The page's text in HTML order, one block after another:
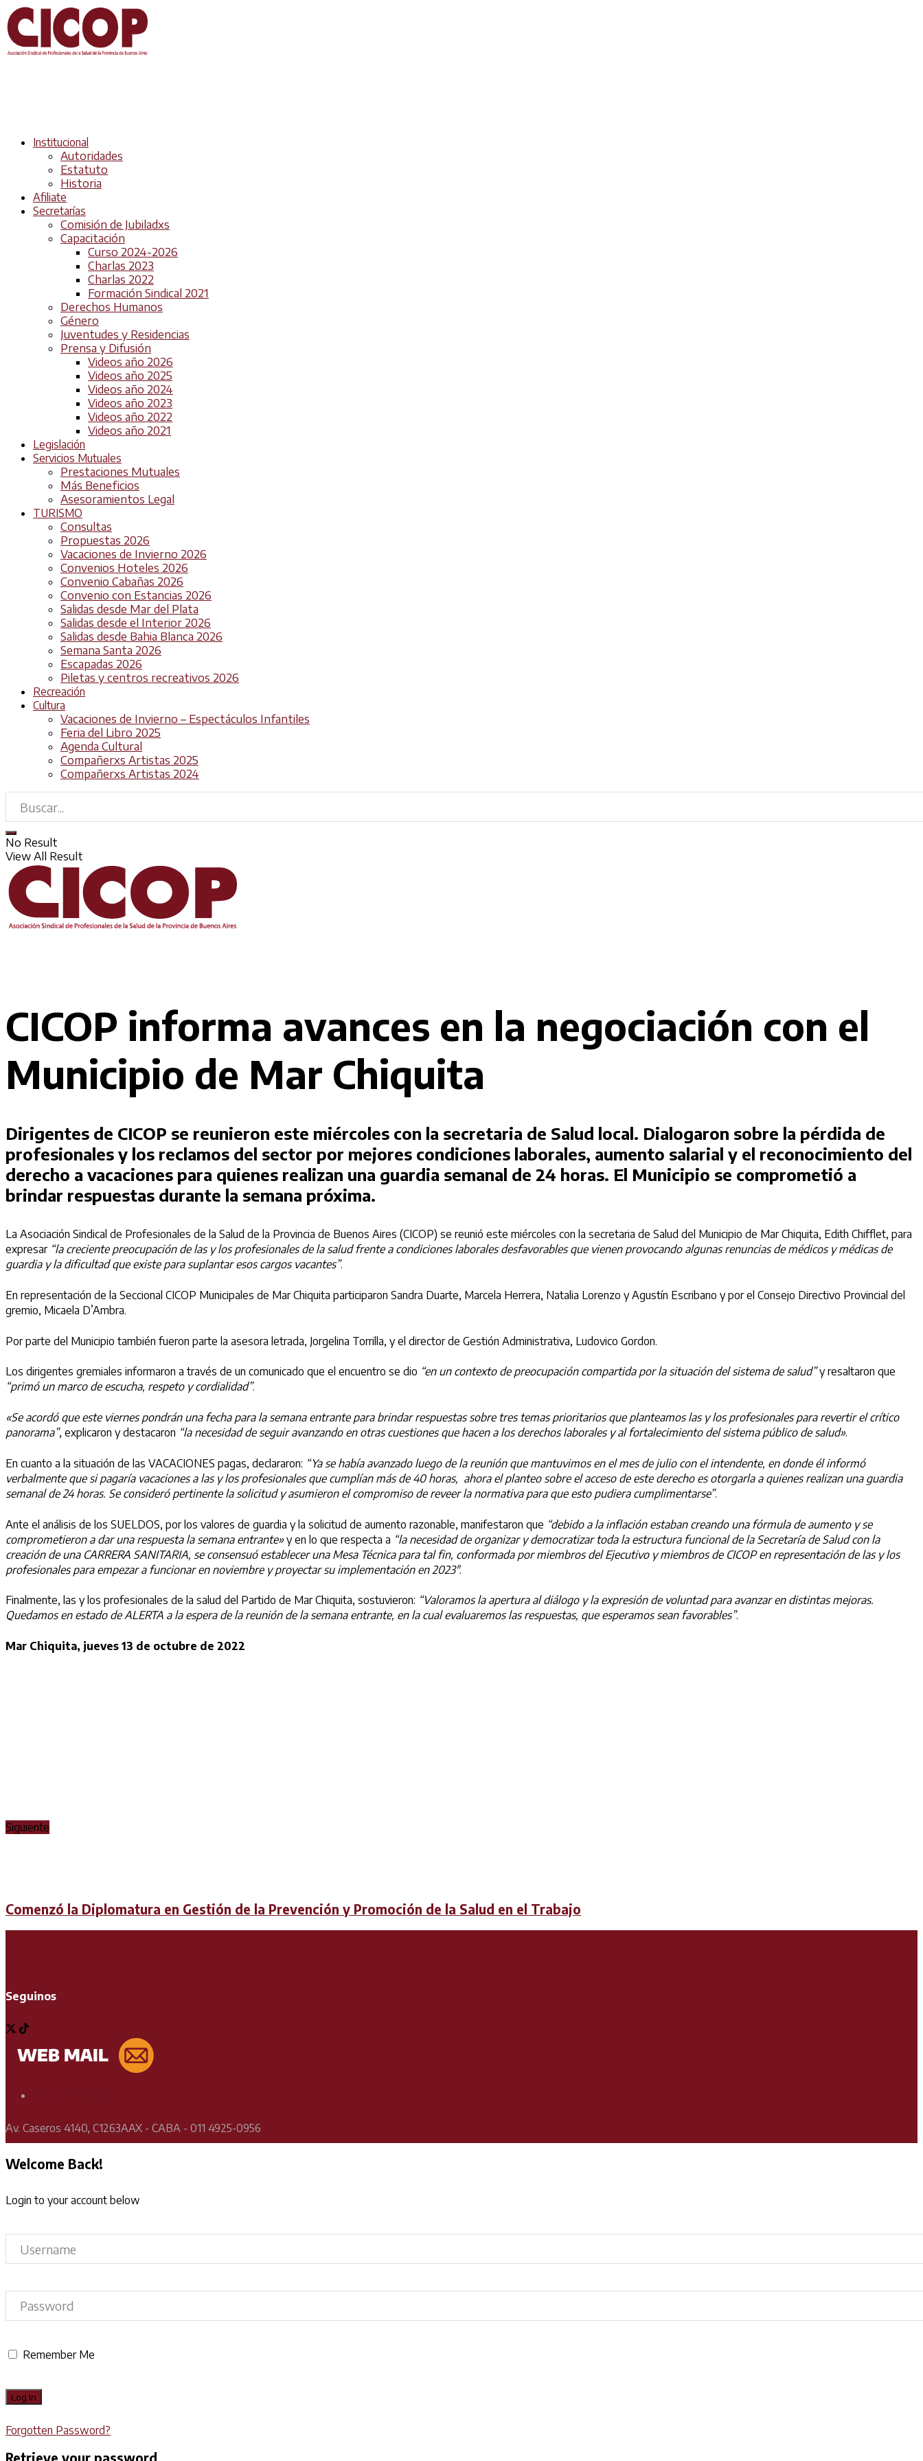
Institucional
Autoridades
Estatuto
Historia
Afiliate
Secretarías
Comisión de Jubiladxs
Capacitación
Curso 2024-2026
Charlas 2023
Charlas 2022
Formación Sindical 2021
Derechos Humanos
Género
Juventudes y Residencias
Prensa y Difusión
Videos año 2026
Videos año 2025
Videos año 2024
Videos año 2023
Videos año 2022
Videos año 2021
Legislación
Servicios Mutuales
Prestaciones Mutuales
Más Beneficios
Asesoramientos Legal
TURISMO
Consultas
Propuestas 2026
Vacaciones de Invierno 2026
Convenios Hoteles 2026
Convenio Cabañas 2026
Convenio con Estancias 2026
Salidas desde Mar del Plata
Salidas desde el Interior 2026
Salidas desde Bahia Blanca 2026
Semana Santa 2026
Escapadas 2026
Piletas y centros recreativos 2026
Recreación
Cultura
Vacaciones de Invierno – Espectáculos Infantiles
Feria del Libro 2025
Agenda Cultural
Compañerxs Artistas 2025
Compañerxs Artistas 2024
No Result
View All Result
CICOP informa avances en la negociación con el
Municipio de Mar Chiquita
Dirigentes de CICOP se reunieron este miércoles con la secretaria de Salud local. Dialogaron sobre la pérdida de
profesionales y los reclamos del sector por mejores condiciones laborales, aumento salarial y el reconocimiento del
derecho a vacaciones para quienes realizan una guardia semanal de 24 horas. El Municipio se comprometió a
brindar respuestas durante la semana próxima.
La Asociación Sindical de Profesionales de la Salud de la Provincia de Buenos Aires (CICOP) se reunió este miércoles con la secretaria de Salud del Municipio de Mar Chiquita, Edith Chifflet, para
expresar “la creciente preocupación de las y los profesionales de la salud frente a condiciones laborales desfavorables que vienen provocando algunas renuncias de médicos y médicas de
guardia y la dificultad que existe para suplantar esos cargos vacantes”.
En representación de la Seccional CICOP Municipales de Mar Chiquita participaron Sandra Duarte, Marcela Herrera, Natalia Lorenzo y Agustín Escribano y por el Consejo Directivo Provincial del
gremio, Micaela D’Ambra.
Por parte del Municipio también fueron parte la asesora letrada, Jorgelina Torrilla, y el director de Gestión Administrativa, Ludovico Gordon.
Los dirigentes gremiales informaron a través de un comunicado que el encuentro se dio “en un contexto de preocupación compartida por la situación del sistema de salud”y resaltaron que
“primó un marco de escucha, respeto y cordialidad”.
«Se acordó que este viernes pondrán una fecha para la semana entrante para brindar respuestas sobre tres temas prioritarios que planteamos las y los profesionales para revertir el crítico
panorama”, explicaron y destacaron “la necesidad de seguir avanzando en otras cuestiones que hacen a los derechos laborales y al fortalecimiento del sistema público de salud».
En cuanto a la situación de las VACACIONES pagas, declararon: “Ya se había avanzado luego de la reunión que mantuvimos en el mes de julio con el intendente, en donde él informó
verbalmente que si pagaría vacaciones a las y los profesionales que cumplían más de 40 horas, ahora el planteo sobre el acceso de este derecho es otorgarla a quienes realizan una guardia
semanal de 24 horas. Se consideró pertinente la solicitud y asumieron el compromiso de reveer la normativa para que esto pudiera cumplimentarse”.
Ante el análisis de los SUELDOS, por los valores de guardia y la solicitud de aumento razonable, manifestaron que “debido a la inflación estaban creando una fórmula de aumento y se
comprometieron a dar una respuesta la semana entrante»y en lo que respecta a “la necesidad de organizar y democratizar toda la estructura funcional de la Secretaría de Salud con la
creación de una CARRERA SANITARIA, se consensuó establecer una Mesa Técnica para tal fin, conformada por miembros del Ejecutivo y miembros de CICOP en representación de las y los
profesionales para empezar a funcionar en noviembre y proyectar su implementación en 2023″.
Finalmente, las y los profesionales de la salud del Partido de Mar Chiquita, sostuvieron: “Valoramos la apertura al diálogo y la expresión de voluntad para avanzar en distintas mejoras.
Quedamos en estado de ALERTA a la espera de la reunión de la semana entrante, en la cual evaluaremos las respuestas, que esperamos sean favorables”.
Mar Chiquita, jueves 13 de octubre de 2022
Siguiente
Comenzó la Diplomatura en Gestión de la Prevención y Promoción de la Salud en el Trabajo
Seguinos
Av. Caseros 4140, C1263AAX - CABA - 011 4925-0956
Welcome Back!
Login to your account below
Remember Me
Forgotten Password?
Retrieve your password